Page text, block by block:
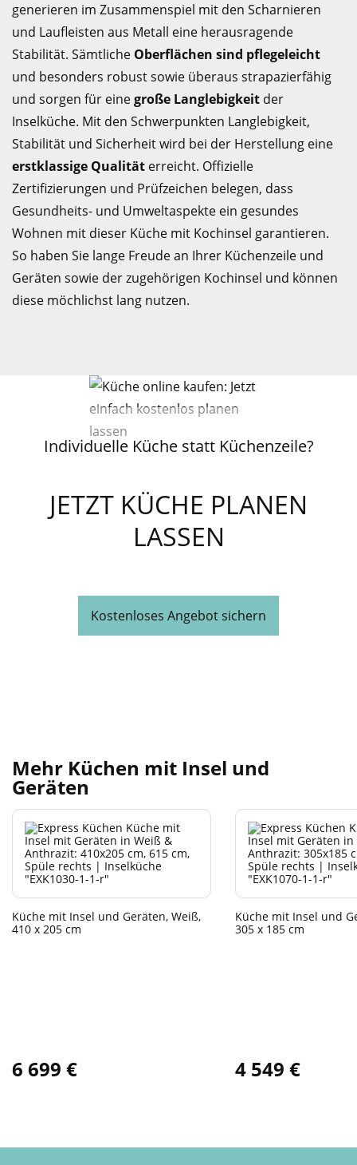
generieren im Zusammenspiel mit den Scharnieren
und Laufleisten aus Metall eine herausragende
Stabilität. Sämtliche Oberflächen sind pflegeleicht
und besonders robust sowie überaus strapazierfähig
und sorgen für einegroße Langlebigkeit der
Inselküche. Mit den Schwerpunkten Langlebigkeit,
Stabilität und Sicherheit wird bei der Herstellung eine
erstklassige Qualität erreicht. Offizielle
Zertifizierungen und Prüfzeichen belegen, dass
Gesundheits- und Umweltaspekte ein gesundes
Wohnen mit dieser Küche mit Kochinsel garantieren.
So haben Sie lange Freude an Ihrer Küchenzeile und
Geräten sowie der zugehörigen Kochinsel und können
diese möchlichst lang nutzen.
Individuelle Küche statt Küchenzeile?
JETZT KÜCHE PLANEN
LASSEN
Kostenloses Angebot sichern
Mehr Küchen mit Insel und
Geräten
Küche mit Insel und Geräten, Weiß,
410 x 205 cm
6 699 €
Küche mit Insel und
305 x 185 cm
4 549 €